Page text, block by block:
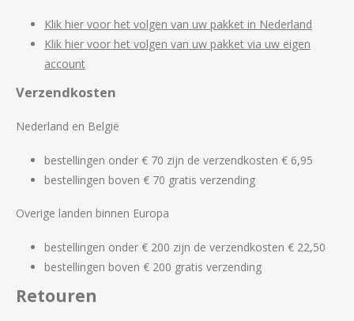
Klik hier voor het volgen van uw pakket in Nederland
Klik hier voor het volgen van uw pakket via uw eigen
account
Verzendkosten
Nederland en België
bestellingen onder € 70 zijn de verzendkosten € 6,95
bestellingen boven € 70 gratis verzending
Overige landen binnen Europa
bestellingen onder € 200 zijn de verzendkosten € 22,50
bestellingen boven € 200 gratis verzending
Retouren